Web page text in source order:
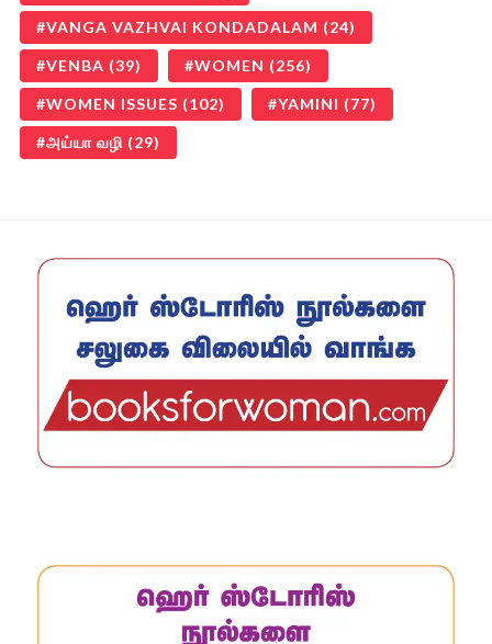
VANGA VAZHVAI KONDADALAM (24)
VENBA (39) WOMEN (256)
WOMEN ISSUES (102) YAMINI (77)
அய்யா வழி (29)